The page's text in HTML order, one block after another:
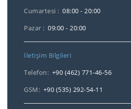
Cumartesi : 08:00 - 20:00
Pazar : 09:00 - 20:00
İletişim Bilgileri
Telefon: +90 (462) 771-46-56
GSM: +90 (535) 292-54-11